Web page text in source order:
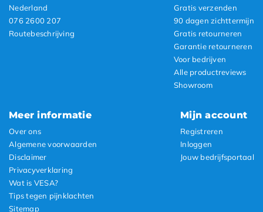
Nederland
076 2600 207
Routebeschrijving
Gratis verzenden
90 dagen zichttermijn
Gratis retourneren
Garantie retourneren
Voor bedrijven
Alle productreviews
Showroom
Meer informatie
Over ons
Algemene voorwaarden
Disclaimer
Privacyverklaring
Wat is VESA?
Tips tegen pijnklachten
Sitemap
Mijn account
Registreren
Inloggen
Jouw bedrijfsportaal